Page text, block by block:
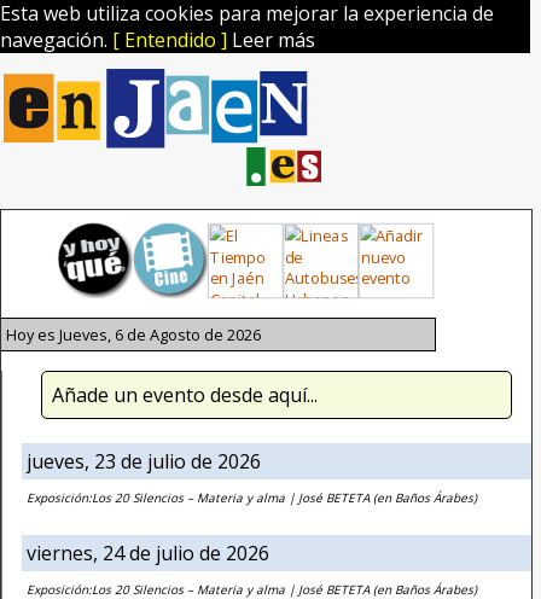
Esta web utiliza cookies para mejorar la experiencia de
navegación. [ Entendido ] Leer más
Hoy es Jueves, 6 de Agosto de 2026
Añade un evento desde aquí...
jueves, 23 de julio de 2026
Exposición:Los 20 Silencios – Materia y alma | José BETETA (en Baños Árabes)
viernes, 24 de julio de 2026
Exposición:Los 20 Silencios – Materia y alma | José BETETA (en Baños Árabes)